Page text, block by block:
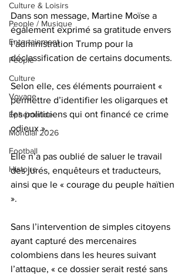
Culture & Loisirs
People / Musique
Entertainment
People
Culture
Voyage
Éphéméride
Mondial 2026
Football
Histoire
Dans son message, Martine Moïse a
également exprimé sa gratitude envers
l’administration Trump pour la
déclassification de certains documents.
Selon elle, ces éléments pourraient «
permettre d’identifier les oligarques et
les politiciens qui ont financé ce crime
odieux ».
Elle n’a pas oublié de saluer le travail
des jurés, enquêteurs et traducteurs,
ainsi que le « courage du peuple haïtien
».
Sans l’intervention de simples citoyens
ayant capturé des mercenaires
colombiens dans les heures suivant
l’attaque, « ce dossier serait resté sans